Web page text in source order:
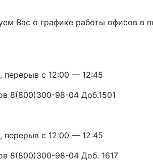
Вас о графике работы офисов в
перерыв с 12:00 — 12:45
8(800)300-98-04 Доб.1501
перерыв с 12:00 — 12:45
8(800)300-98-04 Доб. 1617